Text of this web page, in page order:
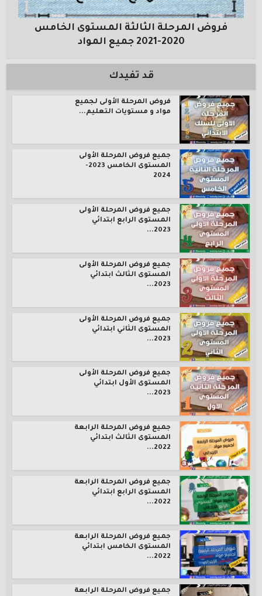
فروض المرحلة الثالثة المستوى الخامس
2020-2021 جميع المواد
قد تفيدك
فروض المرحلة الأولى لجميع
مواد و مستويات التعليم...
جميع فروض المرحلة الأولى
المستوى الخامس 2023-
2024
جميع فروض المرحلة الأولى
المستوى الرابع ابتدائي
2023...
جميع فروض المرحلة الأولى
المستوى الثالث ابتدائي
2023...
جميع فروض المرحلة الأولى
المستوى الثاني ابتدائي
2023...
جميع فروض المرحلة الأولى
المستوى الأول ابتدائي
2023...
جميع فروض المرحلة الرابعة
المستوى الثالث ابتدائي
2022...
جميع فروض المرحلة الرابعة
المستوى الرابع ابتدائي
2022...
جميع فروض المرحلة الرابعة
المستوى الخامس ابتدائي
2022...
جميع فروض المرحلة الرابعة